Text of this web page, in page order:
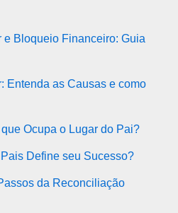
e Bloqueio Financeiro: Guia
Entenda as Causas e como
Ocupa o Lugar do Pai?
Define seu Sucesso?
da Reconciliação